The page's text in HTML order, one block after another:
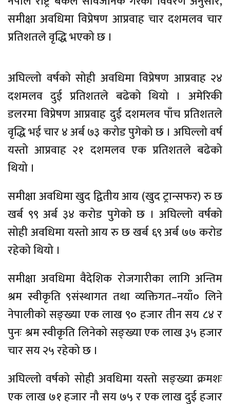
समीक्षा अवधिमा विप्रेषण आप्रवाह चार दशमलव चार
प्रतिशतले वृद्धि भएको छ ।
अघिल्लो वर्षको सोही अवधिमा विप्रेषण आप्रवाह २४
दशमलव दुई प्रतिशतले बढेको थियो । अमेरिकी
डलरमा विप्रेषण आप्रवाह दुई दशमलव पाँच प्रतिशतले
वृद्धि भई चार ४ अर्ब ७३ करोड पुगेको छ । अघिल्लो वर्ष
यस्तो आप्रवाह २१ दशमलव एक प्रतिशतले बढेको
थियो ।
समीक्षा अवधिमा खुद द्वितीय आय (खुद ट्रान्सफर) रु छ
खर्ब ९९ अर्ब ३४ करोड पुगेको छ । अघिल्लो वर्षको
सोही अवधिमा यस्तो आय रु छ खर्ब ६९ अर्ब ७७ करोड
रहेको थियो ।
समीक्षा अवधिमा वैदेशिक रोजगारीका लागि अन्तिम
श्रम स्वीकृति ९संस्थागत तथा व्यक्तिगत–नयाँ० लिने
नेपालीको सङ्ख्या एक लाख ९० हजार तीन सय ८४ र
पुनः श्रम स्वीकृति लिनेको सङ्ख्या एक लाख ३५ हजार
चार सय २५ रहेको छ ।
अघिल्लो वर्षको सोही अवधिमा यस्तो सङ्ख्या क्रमशः
एक लाख ७१ हजार नौ सय ७५ र एक लाख दुई हजार